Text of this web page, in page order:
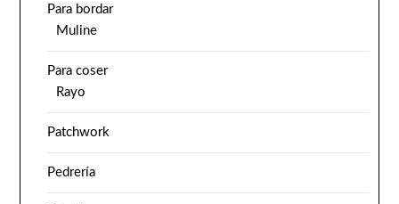
Para bordar
Muline
Para coser
Rayo
Patchwork
Pedrería